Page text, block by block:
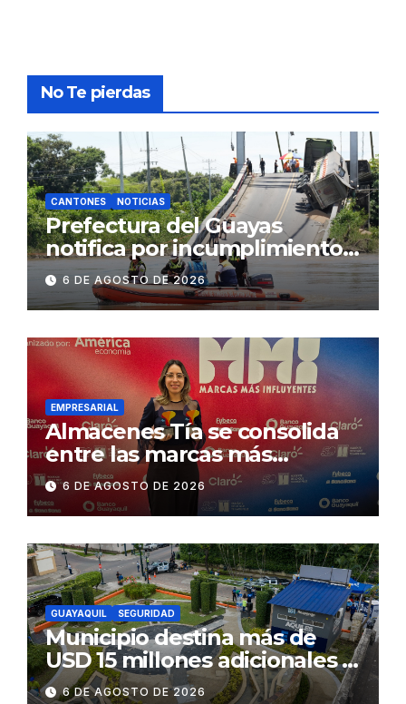
No Te pierdas
CANTONES NOTICIAS
Prefectura del Guayas
notifica por incumplimiento
contractual a la
Concesionaria CONORTE y
exige celeridad en
desmontaje del puente
Gonzalo Icaza Cornejo, en
Daule
6 DE AGOSTO DE 2026
EMPRESARIAL
Almacenes Tía se consolida
entre las marcas más
influyentes del Ecuador
6 DE AGOSTO DE 2026
GUAYAQUIL SEGURIDAD
Municipio destina más de
USD 15 millones adicionales a
SEGURA EP para fortalecer la
6 DE AGOSTO DE 2026